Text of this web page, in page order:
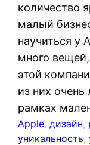
количество
малый
научиться у
много
этой
из них очень
рамках
Apple, дизайн,
уникальность,